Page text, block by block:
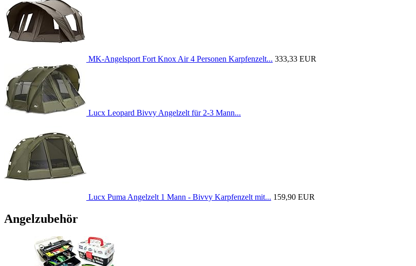
MK-Angelsport Fort Knox Air 4 Personen Karpfenzelt... 333,33 EUR
Lucx Leopard Bivvy Angelzelt für 2-3 Mann...
Lucx Puma Angelzelt 1 Mann - Bivvy Karpfenzelt mit... 159,90 EUR
Angelzubehör